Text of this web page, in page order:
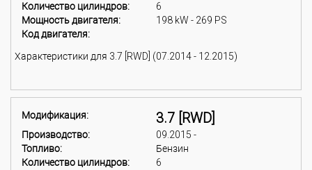
Количество цилиндров:
6
Мощность двигателя:
198 kW - 269 PS
Код двигателя:
Характеристики для 3.7 [RWD] (07.2014 - 12.2015)
Модификация: 3.7 [RWD]
Производство:
09.2015 -
Топливо:
Бензин
Количество цилиндров:
6